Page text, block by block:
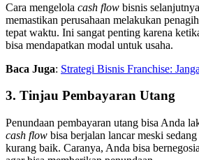
Cara mengelola cash flow bisnis
memastikan perusahaan melakukan
tepat waktu. Ini sangat penting karena
bisa mendapatkan modal untuk usaha.
Baca Juga: Strategi Bisnis Franchise:
3. Tinjau Pembayaran Utang
Penundaan pembayaran utang bisa Anda
cash flow bisa berjalan lancar meski
kurang baik. Caranya, Anda bisa